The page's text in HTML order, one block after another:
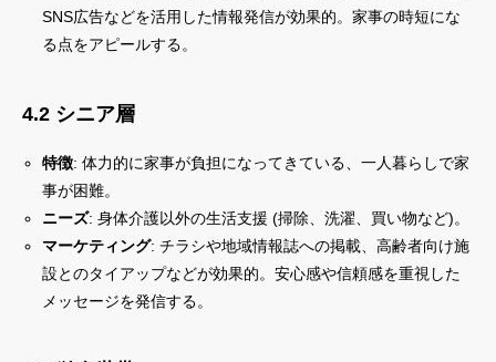
SNS広告などを活用した情報発信が効果的。家事の時短にな
る点をアピールする。
4.2 シニア層
特徴: 体力的に家事が負担になってきている、一人暮らしで家
事が困難。
ニーズ: 身体介護以外の生活支援 (掃除、洗濯、買い物など)。
マーケティング: チラシや地域情報誌への掲載、高齢者向け施
設とのタイアップなどが効果的。安心感や信頼感を重視した
メッセージを発信する。